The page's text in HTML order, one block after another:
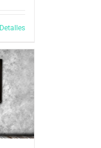
Detalles